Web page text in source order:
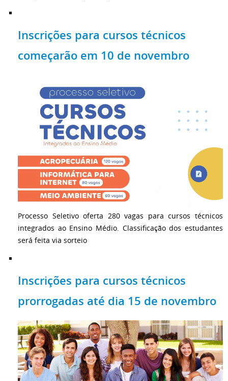
Inscrições para cursos técnicos
começarão em 10 de novembro
Processo Seletivo oferta 280 vagas para cursos técnicos
integrados ao Ensino Médio. Classificação dos estudantes
será feita via sorteio
Inscrições para cursos técnicos
prorrogadas até dia 15 de novembro